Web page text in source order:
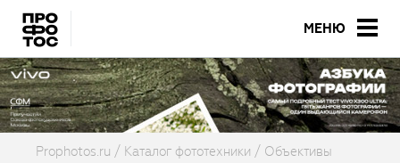
МЕНЮ
Prophotos.ru Каталог фототехники
Объективы